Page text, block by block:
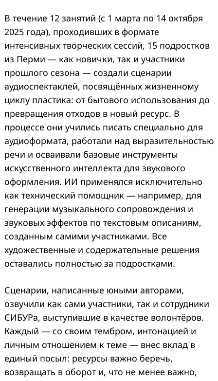
В течение 12 занятий (с 1 марта по 14 октября
2025 года), проходивших в формате
интенсивных творческих сессий, 15 подростков
из Перми — как новички, так и участники
прошлого сезона — создали сценарии
аудиоспектаклей, посвящённых жизненному
циклу пластика: от бытового использования до
превращения отходов в новый ресурс. В
процессе они учились писать специально для
аудиоформата, работали над выразительностью
речи и осваивали базовые инструменты
искусственного интеллекта для звукового
оформления. ИИ применялся исключительно
как технический помощник — например, для
генерации музыкального сопровождения и
звуковых эффектов по текстовым описаниям,
созданным самими участниками. Все
художественные и содержательные решения
оставались полностью за подростками.
Сценарии, написанные юными авторами,
озвучили как сами участники, так и сотрудники
СИБУРа, выступившие в качестве волонтёров.
Каждый — со своим тембром, интонацией и
личным отношением к теме — внес вклад в
единый посыл: ресурсы важно беречь,
возвращать в оборот и, что не менее важно,